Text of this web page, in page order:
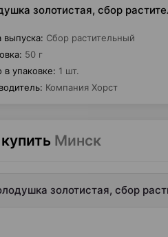
золотистая, сбор
: Сбор растительный
: 50 г
в упаковке: 1 шт.
: Компания Хорст
Минск
золотистая, сбор